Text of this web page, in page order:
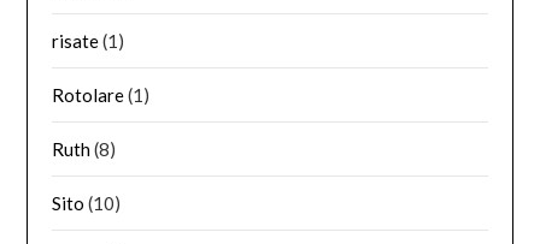
risate(1)
Rotolare(1)
Ruth(8)
Sito (10)